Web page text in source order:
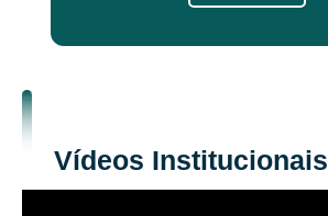
Vídeos Institucionais